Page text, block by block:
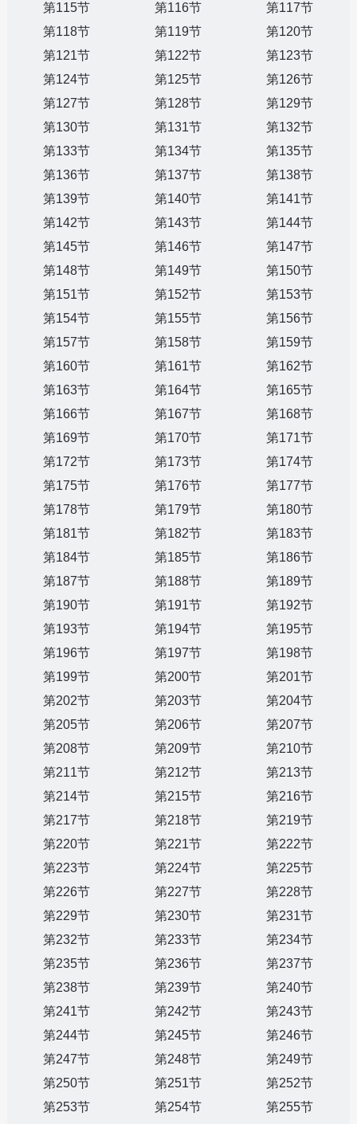
第115节
第116节
第117节
第118节
第119节
第120节
第121节
第122节
第123节
第124节
第125节
第126节
第127节
第128节
第129节
第130节
第131节
第132节
第133节
第134节
第135节
第136节
第137节
第138节
第139节
第140节
第141节
第142节
第143节
第144节
第145节
第146节
第147节
第148节
第149节
第150节
第151节
第152节
第153节
第154节
第155节
第156节
第157节
第158节
第159节
第160节
第161节
第162节
第163节
第164节
第165节
第166节
第167节
第168节
第169节
第170节
第171节
第172节
第173节
第174节
第175节
第176节
第177节
第178节
第179节
第180节
第181节
第182节
第183节
第184节
第185节
第186节
第187节
第188节
第189节
第190节
第191节
第192节
第193节
第194节
第195节
第196节
第197节
第198节
第199节
第200节
第201节
第202节
第203节
第204节
第205节
第206节
第207节
第208节
第209节
第210节
第211节
第212节
第213节
第214节
第215节
第216节
第217节
第218节
第219节
第220节
第221节
第222节
第223节
第224节
第225节
第226节
第227节
第228节
第229节
第230节
第231节
第232节
第233节
第234节
第235节
第236节
第237节
第238节
第239节
第240节
第241节
第242节
第243节
第244节
第245节
第246节
第247节
第248节
第249节
第250节
第251节
第252节
第253节
第254节 第255节